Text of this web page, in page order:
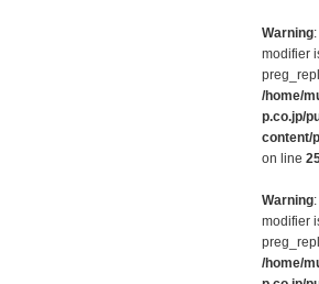
Warning
modifier
/home/
p.co.jp/
content/
on line
Warning
modifier
/home/